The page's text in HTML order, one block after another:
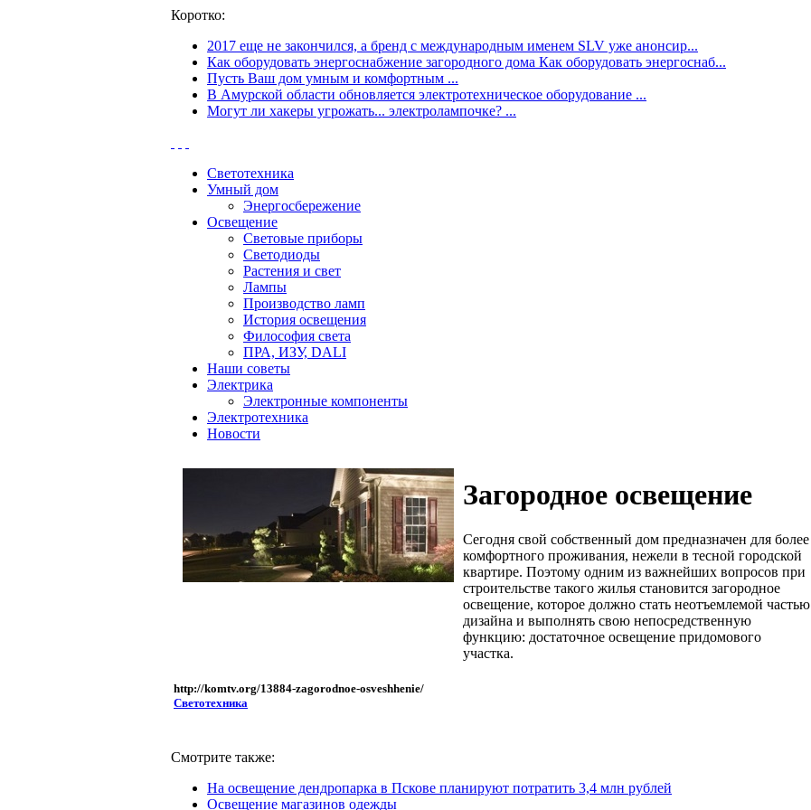
Коротко:
2017 еще не закончился, а бренд с международным именем SLV уже анонсир...
Как оборудовать энергоснабжение загородного дома Как оборудовать энергоснаб...
Пусть Ваш дом умным и комфортным ...
В Амурской области обновляется электротехническое оборудование ...
Могут ли хакеры угрожать... электролампочке? ...
Светотехника
Умный дом
Энергосбережение
Освещение
Световые приборы
Светодиоды
Растения и свет
Лампы
Производство ламп
История освещения
Философия света
ПРА, ИЗУ, DALI
Наши советы
Электрика
Электронные компоненты
Электротехника
Новости
Загородное освещение
Сегодня свой собственный дом предназначен для более
комфортного проживания, нежели в тесной городской
квартире. Поэтому одним из важнейших вопросов при
строительстве такого жилья становится загородное
освещение, которое должно стать неотъемлемой частью
дизайна и выполнять свою непосредственную
функцию: достаточное освещение придомового
участка.
http://komtv.org/13884-zagorodnoe-osveshhenie/
Светотехника
Смотрите также:
На освещение дендропарка в Пскове планируют потратить 3,4 млн рублей
Освещение магазинов одежды